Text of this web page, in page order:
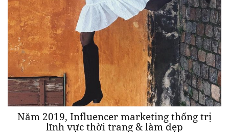
Năm 2019, Influencer marketing thống trị
lĩnh vực thời trang & làm đẹp